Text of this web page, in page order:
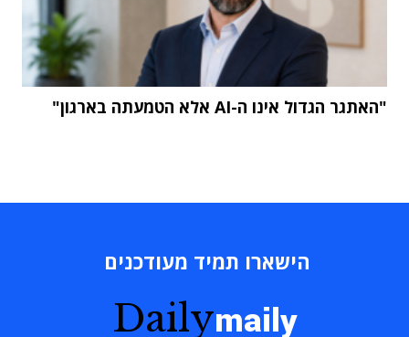
"האתגר הגדול אינו ה-AI אלא הטמעתה בארגון"
הישארו תמיד מעודכנים
Dailymaily